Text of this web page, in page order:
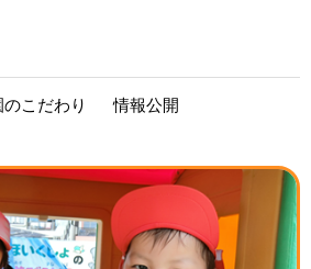
のこだわり 情報公開